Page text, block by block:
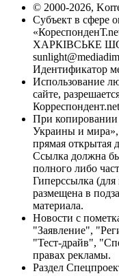
© 2000-2026,
Субъект в сфере
ХАРКІВСЬКЕ
Идентификатор
Использование
сайте,
При копировании
Украины и мира»,
прямая открытая
Ссылка должна
полного либо
Гиперссылка
размещена в
материала.
Новости с
"Заявление",
"Тест-драйв",
правах рекламы.
Раздел